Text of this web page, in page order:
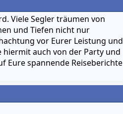
Viele Segler träumen von
und Tiefen nicht nur
vor Eurer Leistung und
auch von der Party und
Eure spannende Reiseberichte